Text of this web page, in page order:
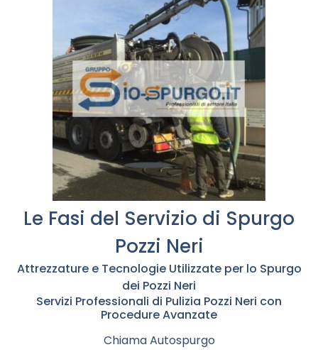
Le Fasi del Servizio di Spurgo
Pozzi Neri
Attrezzature e Tecnologie Utilizzate per lo Spurgo
dei Pozzi Neri
Servizi Professionali di Pulizia Pozzi Neri con
Procedure Avanzate
Chiama Autospurgo